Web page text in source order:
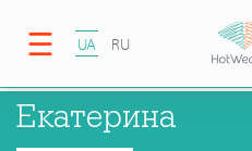
UA RU
Екатерина